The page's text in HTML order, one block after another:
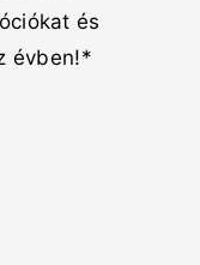
és
évben!*